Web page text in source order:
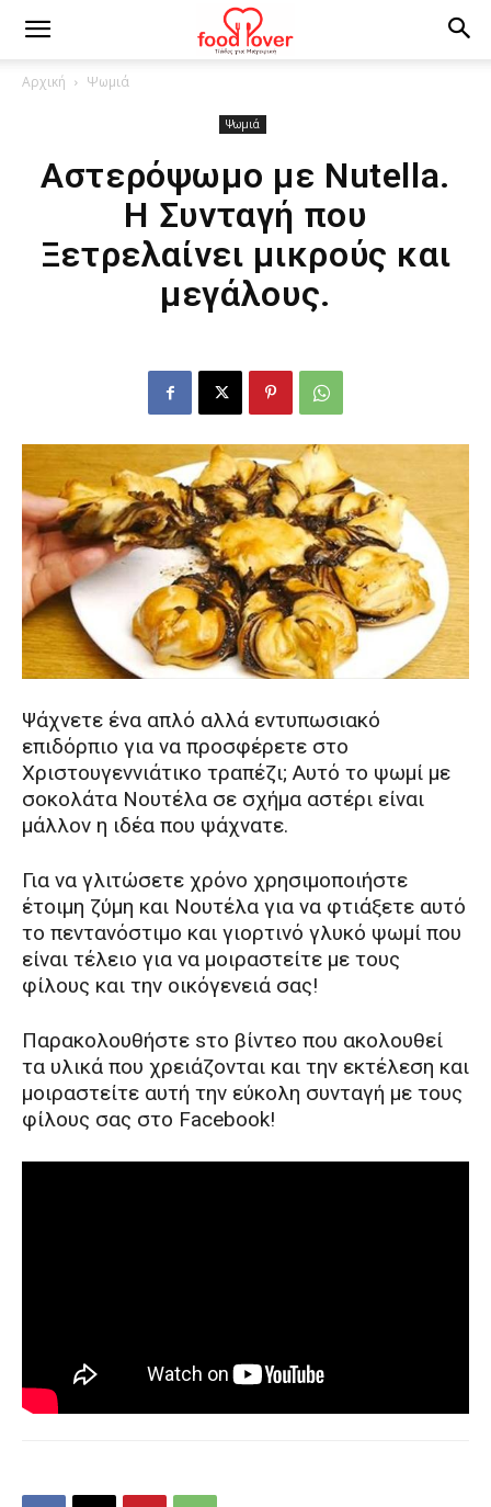
Αρχική Ψωμιά
Ψωμιά
Αστερόψωμο με Nutella.
Η Συνταγή που
Ξετρελαίνει μικρούς και
μεγάλους.
Ψάχνετε ένα απλό αλλά εντυπωσιακό
επιδόρπιο για να προσφέρετε στο
Χριστουγεννιάτικο τραπέζι; Αυτό το ψωμί με
σοκολάτα Νουτέλα σε σχήμα αστέρι είναι
μάλλον η ιδέα που ψάχνατε.
Για να γλιτώσετε χρόνο χρησιμοποιήστε
έτοιμη ζύμη και Νουτέλα για να φτιάξετε αυτό
το πεντανόστιμο και γιορτινό γλυκό ψωμί που
είναι τέλειο για να μοιραστείτε με τους
φίλους και την οικόγενειά σας!
Παρακολουθήστε sτο βίντεο που ακολουθεί
τα υλικά που χρειάζονται και την εκτέλεση και
μοιραστείτε αυτή την εύκολη συνταγή με τους
φίλους σας στο Facebook!